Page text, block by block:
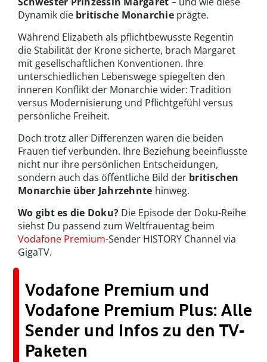
Dynamik die britische Monarchieprägte.
Während Elizabeth als pflichtbewusste Regentin
die Stabilität der Krone sicherte, brach Margaret
mit gesellschaftlichen Konventionen. Ihre
unterschiedlichen Lebenswege spiegelten den
inneren Konflikt der Monarchie wider: Tradition
versus Modernisierung und Pflichtgefühl versus
persönliche Freiheit.
Doch trotz aller Differenzen waren die beiden
Frauen tief verbunden. Ihre Beziehung beeinflusste
nicht nur ihre persönlichen Entscheidungen,
sondern auch das öffentliche Bild der britischen
Monarchie über Jahrzehnte hinweg.
Wo gibt es die Doku? Die Episode der Doku-Reihe
siehst Du passend zum Weltfrauentag beim
Vodafone Premium-Sender HISTORY Channel via
GigaTV.
Vodafone Premium und
Vodafone Premium Plus: Alle
Sender und Infos zu den TV-
Paketen